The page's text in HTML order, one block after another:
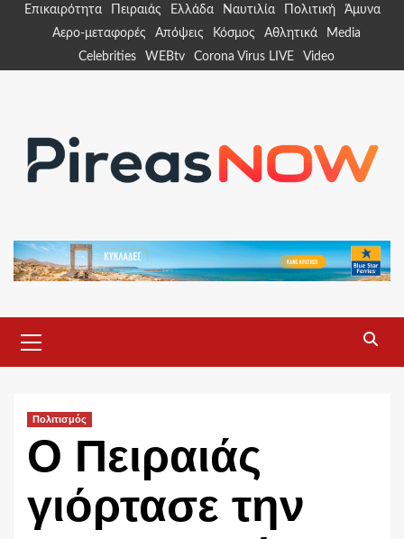
Επικαιρότητα Πειραιάς Ελλάδα Ναυτιλία Πολιτική
Άμυνα
Αερο-μεταφορές
Απόψεις Κόσμος Αθλητικά
Media
Celebrities
WEBtv Corona Virus LIVE Video
Menu
Πολιτισμός
Ο Πειραιάς
γιόρτασε την